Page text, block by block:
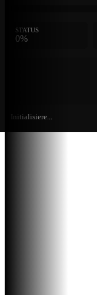
STATUS
0%
Initialisiere...